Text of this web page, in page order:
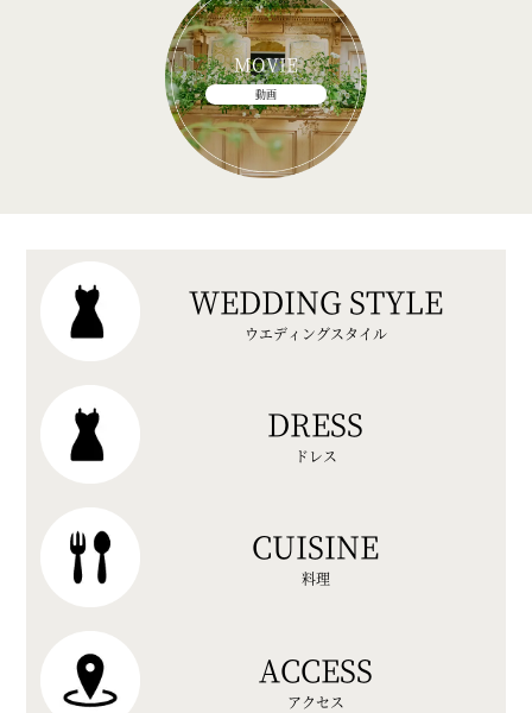
MOVIE
動画
WEDDING STYLE
ウエディングスタイル
DRESS
ドレス
CUISINE
料理
ACCESS
アクセス